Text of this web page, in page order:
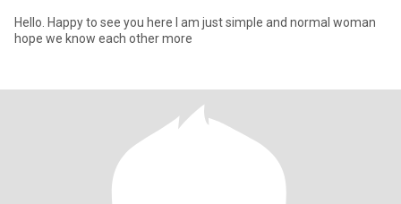
Hello. Happy to see you here I am just simple and normal woman
hope we know each other more